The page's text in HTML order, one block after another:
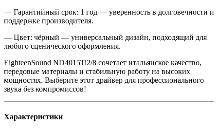
— Гарантийный срок: 1 год — уверенность в долговечности и
поддержке производителя.
— Цвет: чёрный — универсальный дизайн, подходящий для
любого сценического оформления.
EighteenSound ND4015Ti2/8 сочетает итальянское качество,
передовые материалы и стабильную работу на высоких
мощностях. Выберите этот драйвер для профессионального
звука без компромиссов!
Характеристики